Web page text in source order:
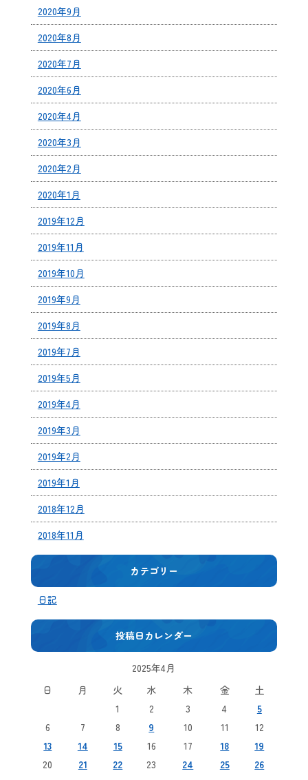
2020年9月
2020年8月
2020年7月
2020年6月
2020年4月
2020年3月
2020年2月
2020年1月
2019年12月
2019年11月
2019年10月
2019年9月
2019年8月
2019年7月
2019年5月
2019年4月
2019年3月
2019年2月
2019年1月
2018年12月
2018年11月
カテゴリー
日記
投稿日カレンダー
2025年4月
日
月 火 水 木 金
土
1
2 3 4
5
6
7 8 9 10 11
12
13
14 15 16 17 18
19
20
21 22 23 24 25
26